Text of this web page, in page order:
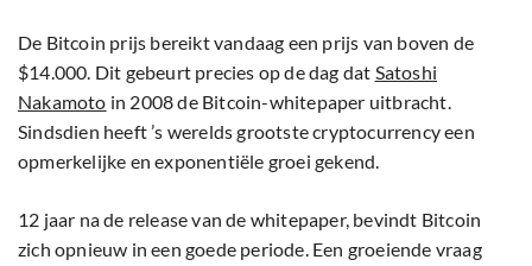
De Bitcoin prijs bereikt vandaag een prijs van boven de
$14.000. Dit gebeurt precies op de dag dat Satoshi
Nakamoto in 2008 de Bitcoin-whitepaper uitbracht.
Sindsdien heeft ’s werelds grootste cryptocurrency een
opmerkelijke en exponentiële groei gekend.
12 jaar na de release van de whitepaper, bevindt Bitcoin
zich opnieuw in een goede periode. Een groeiende vraag